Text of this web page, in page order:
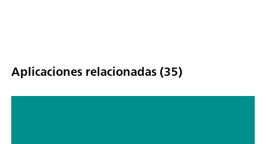
Aplicaciones relacionadas (35)